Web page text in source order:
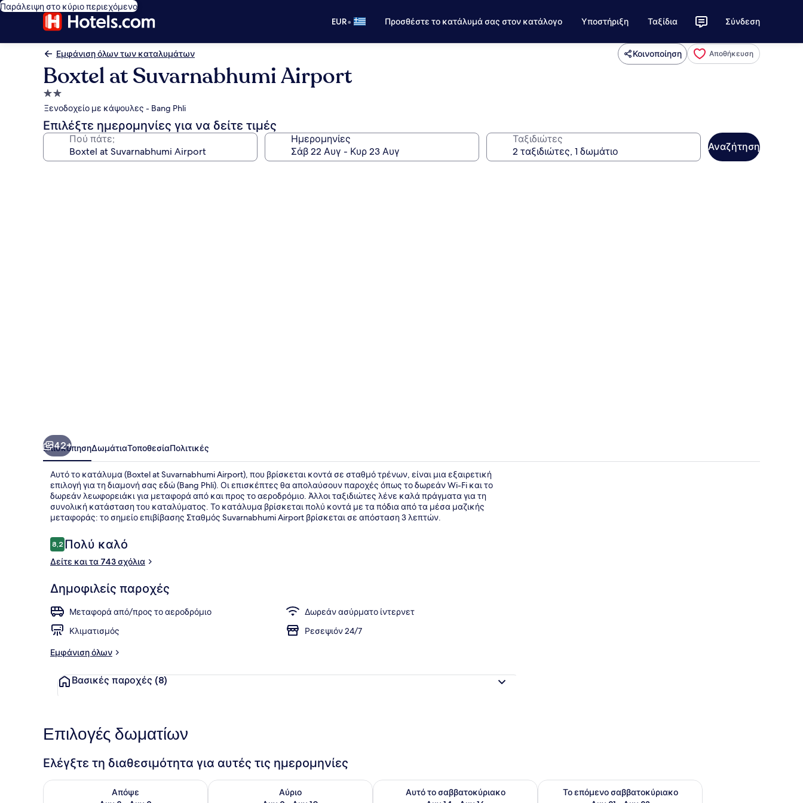
Παράλειψη στο κύριο περιεχόμενο
EUR• Προσθέστε το κατάλυμά σας στον κατάλογο Υποστήριξη Ταξίδια Σύνδεση
Εμφάνιση όλων των καταλυμάτων Κοινοποίηση Αποθήκευση
Boxtel at Suvarnabhumi Airport
Κατάλυμα
με
2.0
αστέρια
Ξενοδοχείο με κάψουλες - Bang Phli
Επιλέξτε ημερομηνίες για να δείτε τιμές
Πού πάτε; Ημερομηνίες Ταξιδιώτες
Αναζήτηση
42+
ΕπισκόπησηΔωμάτιαΤοποθεσίαΠολιτικές
Αυτό το κατάλυμα (Boxtel at Suvarnabhumi Airport), που βρίσκεται κοντά σε σταθμό τρένων, είναι μια εξαιρετική
επιλογή για τη διαμονή σας εδώ (Bang Phli). Οι επισκέπτες θα απολαύσουν παροχές όπως το δωρεάν Wi-Fi και το
δωρεάν λεωφορειάκι για μεταφορά από και προς το αεροδρόμιο. Άλλοι ταξιδιώτες λένε καλά πράγματα για τη
συνολική κατάσταση του καταλύματος. Το κατάλυμα βρίσκεται πολύ κοντά με τα πόδια από τα μέσα μαζικής
μεταφοράς: το σημείο επιβίβασης Σταθμός Suvarnabhumi Airport βρίσκεται σε απόσταση 3 λεπτών.
Σχόλια
8,28,2 στα 10
Πολύ καλό
Δείτε και τα 743 σχόλια
Δημοφιλείς παροχές
Μεταφορά από/προς το αεροδρόμιο
Δωρεάν ασύρματο ίντερνετ
Κλιματισμός
Ρεσεψιόν 24/7
Εμφάνιση όλων
Βασικές παροχές (8)
Επιλογές δωματίων
Ελέγξτε τη διαθεσιμότητα για αυτές τις ημερομηνίες
Απόψε
Έλεγχος διαθεσιμότητας για απόψε Αυγ 8 - Αυγ 9
Αύριο
Έλεγχος διαθεσιμότητας για αύριο Αυγ 9 - Αυγ 10
Αυτό το σαββατοκύριακο
Έλεγχος διαθεσιμότητας για αυτό το σαββατοκύριακο Αυγ 14 - Αυγ 16
Το επόμενο σαββατοκύριακο
Έλεγχος διαθεσιμότητας για το επόμενο